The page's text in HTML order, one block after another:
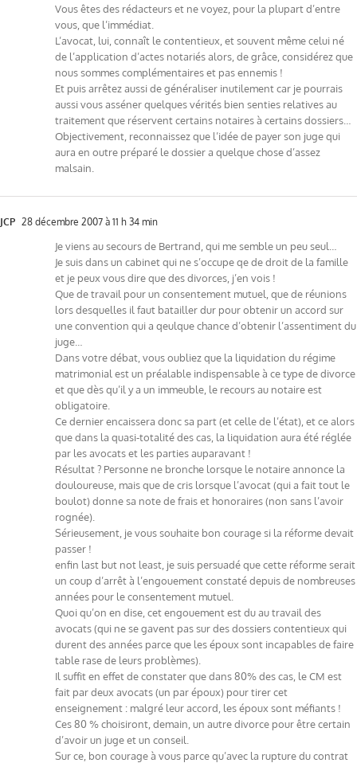
Vous êtes des rédacteurs et ne voyez, pour la plupart d’entre
vous, que l’immédiat.
L’avocat, lui, connaît le contentieux, et souvent même celui né
de l’application d’actes notariés alors, de grâce, considérez que
nous sommes complémentaires et pas ennemis !
Et puis arrêtez aussi de généraliser inutilement car je pourrais
aussi vous asséner quelques vérités bien senties relatives au
traitement que réservent certains notaires à certains dossiers…
Objectivement, reconnaissez que l’idée de payer son juge qui
aura en outre préparé le dossier a quelque chose d’assez
malsain.
JCP 28 décembre 2007 à 11 h 34 min
Je viens au secours de Bertrand, qui me semble un peu seul…
Je suis dans un cabinet qui ne s’occupe qe de droit de la famille
et je peux vous dire que des divorces, j’en vois !
Que de travail pour un consentement mutuel, que de réunions
lors desquelles il faut batailler dur pour obtenir un accord sur
une convention qui a qeulque chance d’obtenir l’assentiment du
juge…
Dans votre débat, vous oubliez que la liquidation du régime
matrimonial est un préalable indispensable à ce type de divorce
et que dès qu’il y a un immeuble, le recours au notaire est
obligatoire.
Ce dernier encaissera donc sa part (et celle de l’état), et ce alors
que dans la quasi-totalité des cas, la liquidation aura été réglée
par les avocats et les parties auparavant !
Résultat ? Personne ne bronche lorsque le notaire annonce la
douloureuse, mais que de cris lorsque l’avocat (qui a fait tout le
boulot) donne sa note de frais et honoraires (non sans l’avoir
rognée).
Sérieusement, je vous souhaite bon courage si la réforme devait
passer !
enfin last but not least, je suis persuadé que cette réforme serait
un coup d’arrêt à l’engouement constaté depuis de nombreuses
années pour le consentement mutuel.
Quoi qu’on en dise, cet engouement est du au travail des
avocats (qui ne se gavent pas sur des dossiers contentieux qui
durent des années parce que les époux sont incapables de faire
table rase de leurs problèmes).
Il suffit en effet de constater que dans 80% des cas, le CM est
fait par deux avocats (un par époux) pour tirer cet
enseignement : malgré leur accord, les époux sont méfiants !
Ces 80 % choisiront, demain, un autre divorce pour être certain
d’avoir un juge et un conseil.
Sur ce, bon courage à vous parce qu’avec la rupture du contrat